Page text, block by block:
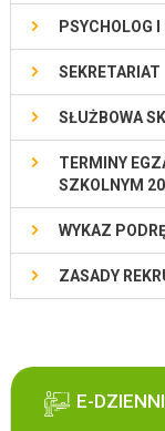
PSYCHOLOG I
SEKRETARIAT
SŁUŻBOWA
TERMINY
SZKOLNYM
WYKAZ
ZASADY
E-